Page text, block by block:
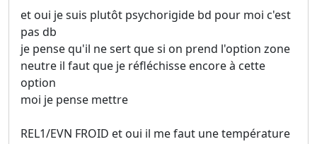
et oui je suis plutôt psychorigide bd pour moi c'est
pas db
je pense qu'il ne sert que si on prend l'option zone
neutre il faut que je réfléchisse encore à cette
option
moi je pense mettre
REL1/EVN FROID et oui il me faut une température